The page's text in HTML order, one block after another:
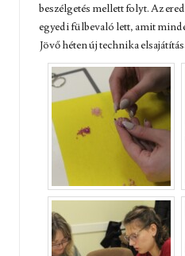
beszélgetés mellett folyt. Az
egyedi fülbevaló lett, amit
Jövő héten új technika